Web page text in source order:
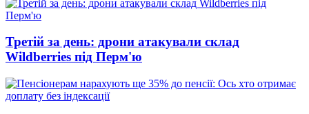
Третій за день: дрони атакували склад
Wildberries під Перм'ю